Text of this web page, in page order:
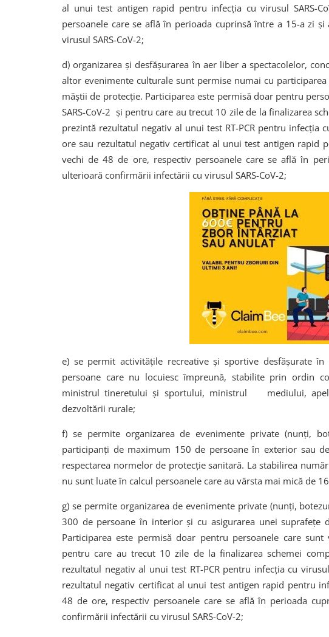
al unui test antigen rapid pentru infecția cu virusul SARS-
persoanele care se află în perioada cuprinsă între a 15-a zi
virusul SARS-CoV-2;
d) organizarea și desfășurarea în aer liber a spectacolelor,
altor evenimente culturale sunt permise numai cu
măștii de protecție. Participarea este permisă doar pentru
SARS-CoV-2 și pentru care au trecut 10 zile de la finalizarea
prezintă rezultatul negativ al unui test RT-PCR pentru infecția
ore sau rezultatul negativ certificat al unui test antigen rapid
vechi de 48 de ore, respectiv persoanele care se află în
ulterioară confirmării infectării cu virusul SARS-CoV-2;
e) se permit activitățile recreative și sportive desfășurate
persoane care nu locuiesc împreună, stabilite prin ordin
ministrul tineretului și sportului, ministrul mediului,
dezvoltării rurale;
f) se permite organizarea de evenimente private (nunți,
participanți de maximum 150 de persoane în exterior sau
respectarea normelor de protecție sanitară. La stabilirea
nu sunt luate în calcul persoanele care au vârsta mai mică de
g) se permite organizarea de evenimente private (nunți,
300 de persoane în interior și cu asigurarea unei suprafețe
Participarea este permisă doar pentru persoanele care sunt
pentru care au trecut 10 zile de la finalizarea schemei
rezultatul negativ al unui test RT-PCR pentru infecția cu
rezultatul negativ certificat al unui test antigen rapid pentru
48 de ore, respectiv persoanele care se află în perioada
confirmării infectării cu virusul SARS-CoV-2;